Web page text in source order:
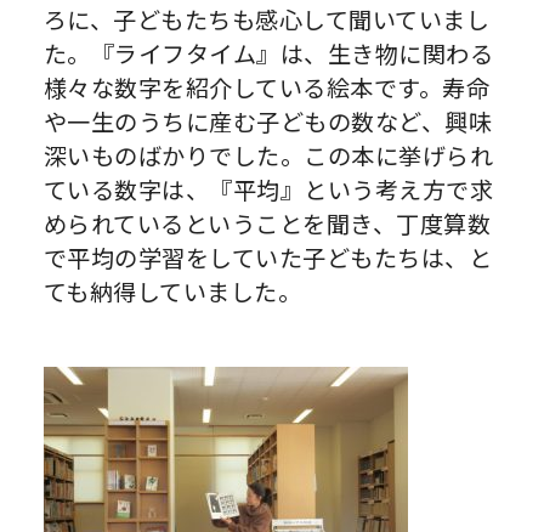
ろに、子どもたちも感心して聞いていまし
た。『ライフタイム』は、生き物に関わる
様々な数字を紹介している絵本です。寿命
や一生のうちに産む子どもの数など、興味
深いものばかりでした。この本に挙げられ
ている数字は、『平均』という考え方で求
められているということを聞き、丁度算数
で平均の学習をしていた子どもたちは、と
ても納得していました。